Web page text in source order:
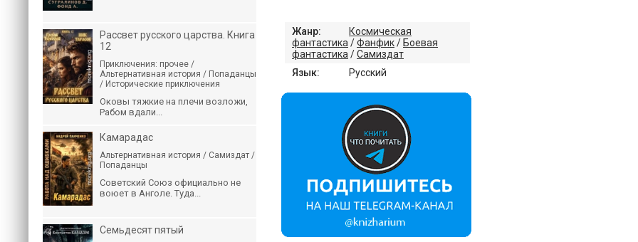
Жанр:
Космическая
фантастика /Фанфик/ Боевая
фантастика /Самиздат
Язык:
Русский
Рассвет русского царства. Книга
12
Приключения: прочее /
Альтернативная история / Попаданцы
/ Исторические приключения
Оковы тяжкие на плечи возложи,
Рабом вдали...
Камарадас
Альтернативная история / Самиздат /
Попаданцы
Советский Союз официально не
воюет в Анголе. Туда...
Семьдесят пятый